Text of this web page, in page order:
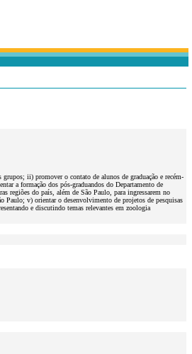
ii) promover o contato de alunos de graduação e recém-
a formação dos pós-graduandos do Departamento de
regiões do país, além de São Paulo, para ingressarem no
Paulo; v) orientar o desenvolvimento de projetos de pesquisas
e discutindo temas relevantes em zoologia